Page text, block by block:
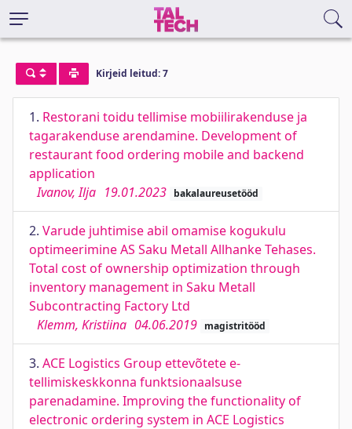
Kirjeid leitud: 7
1. Restorani toidu tellimise mobiilirakenduse ja
tagarakenduse arendamine. Development of
restaurant food ordering mobile and backend
application
Ivanov, Ilja 19.01.2023 bakalaureusetööd
2. Varude juhtimise abil omamise kogukulu
optimeerimine AS Saku Metall Allhanke Tehases.
Total cost of ownership optimization through
inventory management in Saku Metall
Subcontracting Factory Ltd
Klemm, Kristiina 04.06.2019 magistritööd
3. ACE Logistics Group ettevõtete e-
tellimiskeskkonna funktsionaalsuse
parenadamine. Improving the functionality of
electronic ordering system in ACE Logistics